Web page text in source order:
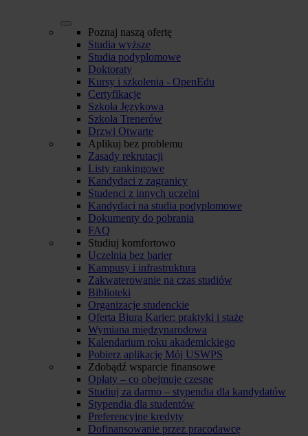
Poznaj naszą ofertę
Studia wyższe
Studia podyplomowe
Doktoraty
Kursy i szkolenia - OpenEdu
Certyfikacje
Szkoła Językowa
Szkoła Trenerów
Drzwi Otwarte
Aplikuj bez problemu
Zasady rekrutacji
Listy rankingowe
Kandydaci z zagranicy
Studenci z innych uczelni
Kandydaci na studia podyplomowe
Dokumenty do pobrania
FAQ
Studiuj komfortowo
Uczelnia bez barier
Kampusy i infrastruktura
Zakwaterowanie na czas studiów
Biblioteki
Organizacje studenckie
Oferta Biura Karier: praktyki i staże
Wymiana międzynarodowa
Kalendarium roku akademickiego
Pobierz aplikację Mój USWPS
Zdobądź wsparcie finansowe
Opłaty – co obejmuje czesne
Studiuj za darmo – stypendia dla kandydatów
Stypendia dla studentów
Preferencyjne kredyty
Dofinansowanie przez pracodawcę